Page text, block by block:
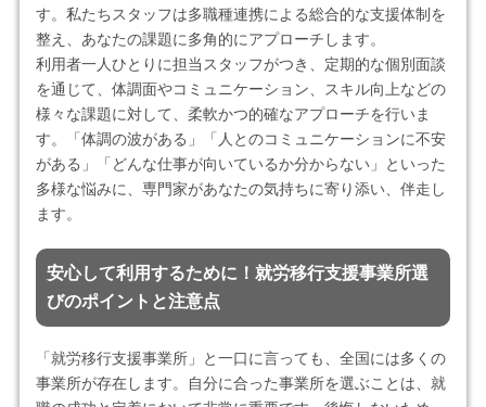
す。私たちスタッフは多職種連携による総合的な支援体制を
整え、あなたの課題に多角的にアプローチします。
利用者一人ひとりに担当スタッフがつき、定期的な個別面談
を通じて、体調面やコミュニケーション、スキル向上などの
様々な課題に対して、柔軟かつ的確なアプローチを行いま
す。「体調の波がある」「人とのコミュニケーションに不安
がある」「どんな仕事が向いているか分からない」といった
多様な悩みに、専門家があなたの気持ちに寄り添い、伴走し
ます。
安心して利用するために！就労移行支援事業所選
びのポイントと注意点
「就労移行支援事業所」と一口に言っても、全国には多くの
事業所が存在します。自分に合った事業所を選ぶことは、就